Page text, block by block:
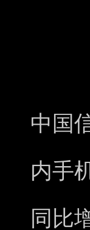
中国
内手
同比